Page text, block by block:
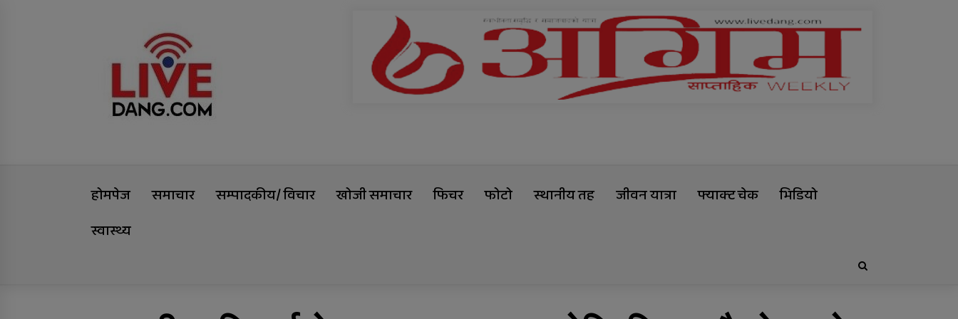
होमपेज
समाचार सम्पादकीय/ विचार खोजी समाचार फिचर फोटो स्थानीय तह जीवन यात्रा फ्याक्ट चेक
भिडियो
स्वास्थ्य